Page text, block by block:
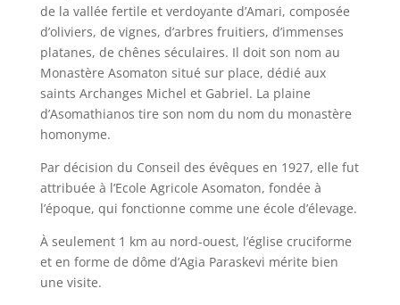
de la vallée fertile et verdoyante d’Amari, composée
d’oliviers, de vignes, d’arbres fruitiers, d’immenses
platanes, de chênes séculaires. Il doit son nom au
Monastère Asomaton situé sur place, dédié aux
saints Archanges Michel et Gabriel. La plaine
d’Asomathianos tire son nom du nom du monastère
homonyme.
Par décision du Conseil des évêques en 1927, elle fut
attribuée à l’Ecole Agricole Asomaton, fondée à
l’époque, qui fonctionne comme une école d’élevage.
À seulement 1 km au nord-ouest, l’église cruciforme
et en forme de dôme d’Agia Paraskevi mérite bien
une visite.